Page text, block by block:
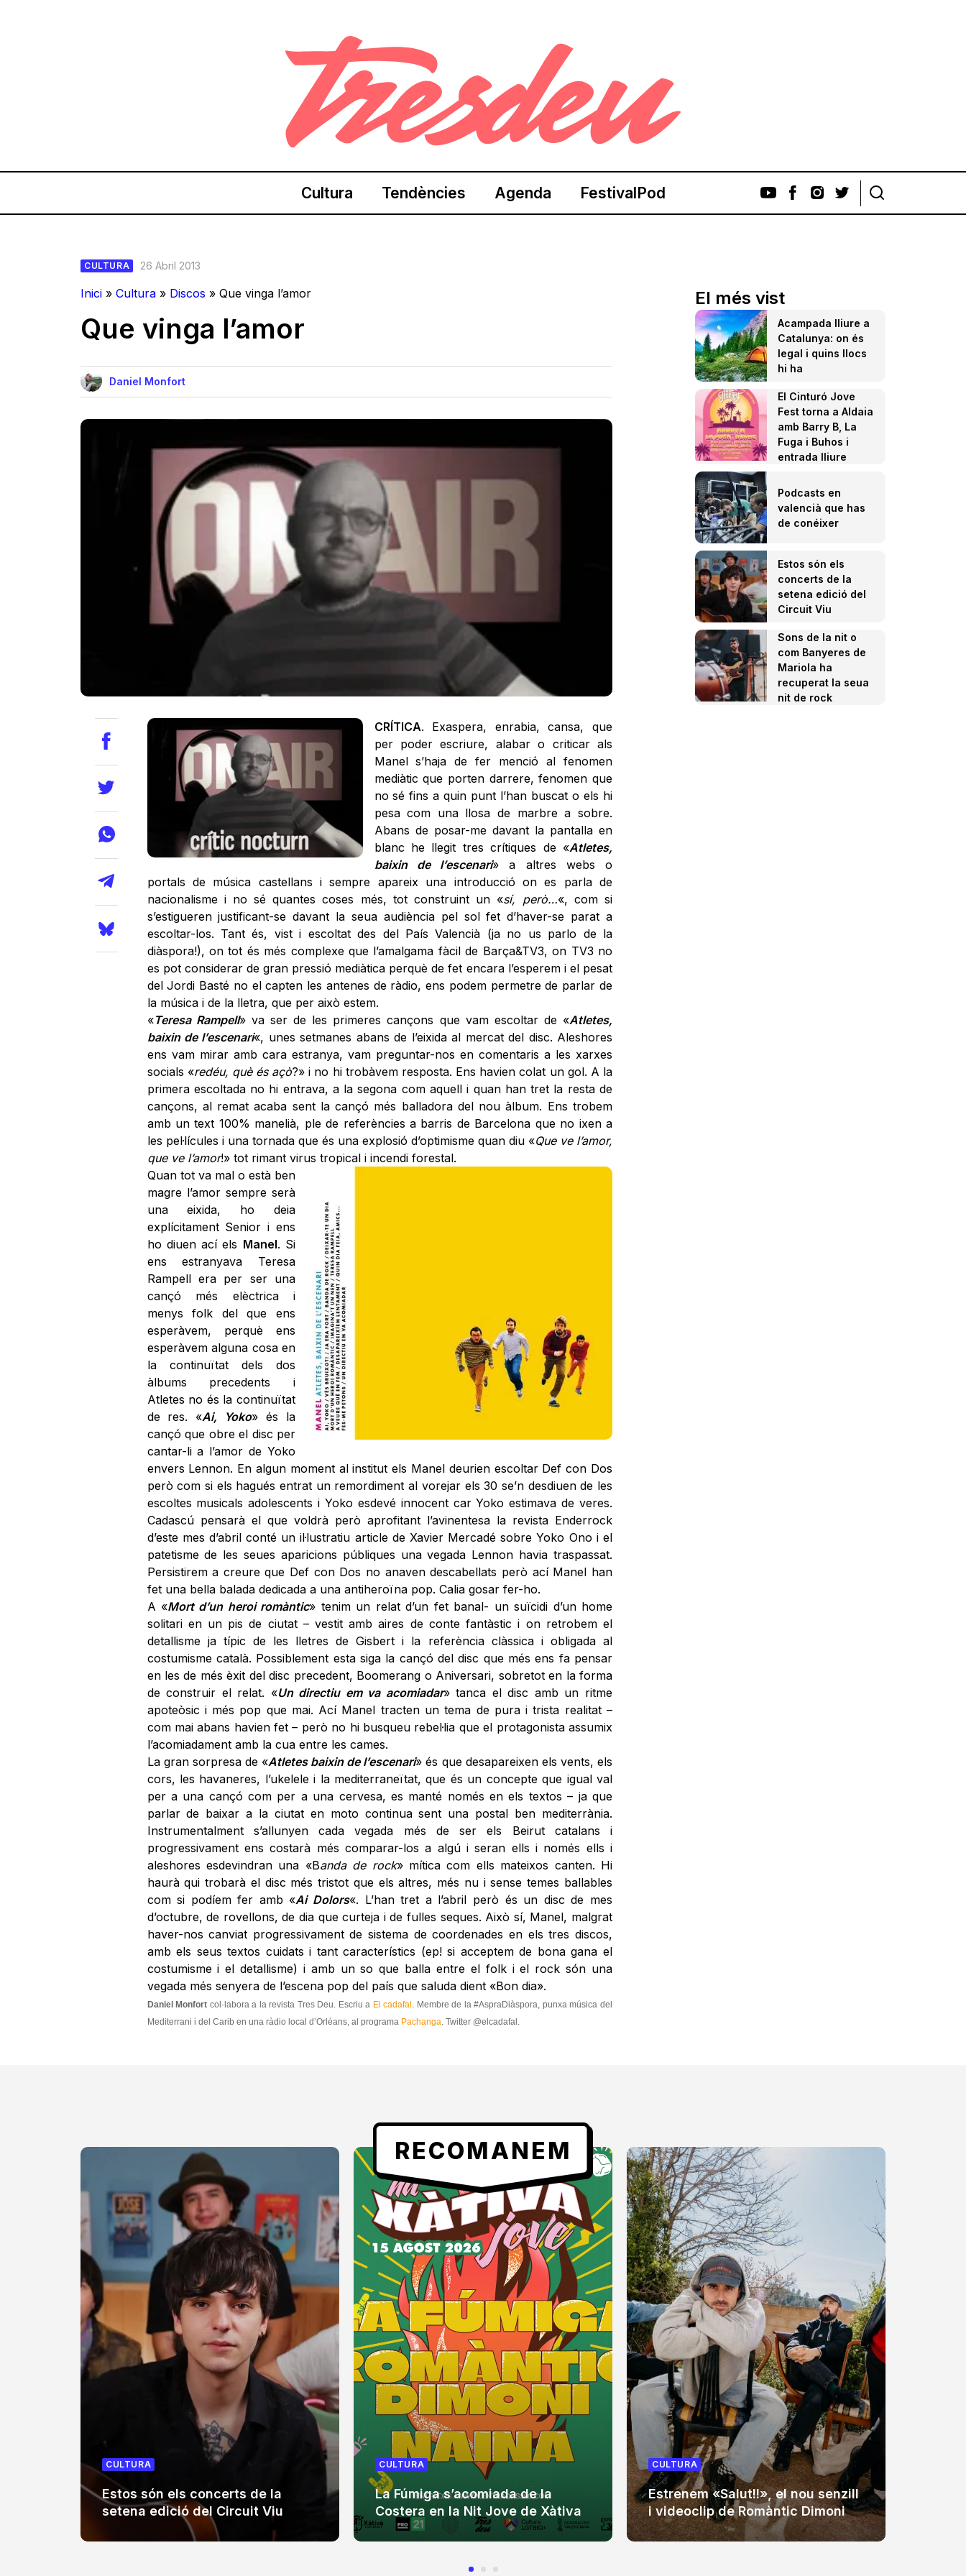
Cultura Tendències Agenda FestivalPod
CULTURA 26 Abril 2013
Inici » Cultura » Discos » Que vinga l’amor
Que vinga l’amor
Daniel Monfort
CRÍTICA. Exaspera, enrabia, cansa, que
per poder escriure, alabar o criticar als
Manel s’haja de fer menció al fenomen
mediàtic que porten darrere, fenomen que
no sé fins a quin punt l’han buscat o els hi
pesa com una llosa de marbre a sobre.
Abans de posar-me davant la pantalla en
blanc he llegit tres crítiques de «Atletes,
baixin de l’escenari» a altres webs o
portals de música castellans i sempre apareix una introducció on es parla de
nacionalisme i no sé quantes coses més, tot construint un «sí, però…«, com si
s’estigueren justificant-se davant la seua audiència pel sol fet d’haver-se parat a
escoltar-los. Tant és, vist i escoltat des del País Valencià (ja no us parlo de la
diàspora!), on tot és més complexe que l’amalgama fàcil de Barça&TV3, on TV3 no
es pot considerar de gran pressió mediàtica perquè de fet encara l’esperem i el pesat
del Jordi Basté no el capten les antenes de ràdio, ens podem permetre de parlar de
la música i de la lletra, que per això estem.
«Teresa Rampell» va ser de les primeres cançons que vam escoltar de «Atletes,
baixin de l’escenari«, unes setmanes abans de l’eixida al mercat del disc. Aleshores
ens vam mirar amb cara estranya, vam preguntar-nos en comentaris a les xarxes
socials «redéu, què és açò?» i no hi trobàvem resposta. Ens havien colat un gol. A la
primera escoltada no hi entrava, a la segona com aquell i quan han tret la resta de
cançons, al remat acaba sent la cançó més balladora del nou àlbum. Ens trobem
amb un text 100% manelià, ple de referències a barris de Barcelona que no ixen a
les pel·lícules i una tornada que és una explosió d’optimisme quan diu «Que ve l’amor,
que ve l’amor!» tot rimant virus tropical i incendi forestal.
Quan tot va mal o està ben
magre l’amor sempre serà
una eixida, ho deia
explícitament Senior i ens
ho diuen ací els Manel. Si
ens estranyava Teresa
Rampell era per ser una
cançó més elèctrica i
menys folk del que ens
esperàvem, perquè ens
esperàvem alguna cosa en
la continuïtat dels dos
àlbums precedents i
Atletes no és la continuïtat
de res. «Ai, Yoko» és la
cançó que obre el disc per
cantar-li a l’amor de Yoko
envers Lennon. En algun moment al institut els Manel deurien escoltar Def con Dos
però com si els hagués entrat un remordiment al vorejar els 30 se’n desdiuen de les
escoltes musicals adolescents i Yoko esdevé innocent car Yoko estimava de veres.
Cadascú pensarà el que voldrà però aprofitant l’avinentesa la revista Enderrock
d’este mes d’abril conté un il·lustratiu article de Xavier Mercadé sobre Yoko Ono i el
patetisme de les seues aparicions públiques una vegada Lennon havia traspassat.
Persistirem a creure que Def con Dos no anaven descabellats però ací Manel han
fet una bella balada dedicada a una antiheroïna pop. Calia gosar fer-ho.
A «Mort d’un heroi romàntic» tenim un relat d’un fet banal- un suïcidi d’un home
solitari en un pis de ciutat – vestit amb aires de conte fantàstic i on retrobem el
detallisme ja típic de les lletres de Gisbert i la referència clàssica i obligada al
costumisme català. Possiblement esta siga la cançó del disc que més ens fa pensar
en les de més èxit del disc precedent, Boomerang o Aniversari, sobretot en la forma
de construir el relat. «Un directiu em va acomiadar» tanca el disc amb un ritme
apoteòsic i més pop que mai. Ací Manel tracten un tema de pura i trista realitat –
com mai abans havien fet – però no hi busqueu rebel·lia que el protagonista assumix
l’acomiadament amb la cua entre les cames.
La gran sorpresa de «Atletes baixin de l’escenari» és que desapareixen els vents, els
cors, les havaneres, l’ukelele i la mediterraneïtat, que és un concepte que igual val
per a una cançó com per a una cervesa, es manté només en els textos – ja que
parlar de baixar a la ciutat en moto continua sent una postal ben mediterrània.
Instrumentalment s’allunyen cada vegada més de ser els Beirut catalans i
progressivament ens costarà més comparar-los a algú i seran ells i només ells i
aleshores esdevindran una «Banda de rock» mítica com ells mateixos canten. Hi
haurà qui trobarà el disc més tristot que els altres, més nu i sense temes ballables
com si podíem fer amb «Ai Dolors«. L’han tret a l’abril però és un disc de mes
d’octubre, de rovellons, de dia que curteja i de fulles seques. Això sí, Manel, malgrat
haver-nos canviat progressivament de sistema de coordenades en els tres discos,
amb els seus textos cuidats i tant característics (ep! si acceptem de bona gana el
costumisme i el detallisme) i amb un so que balla entre el folk i el rock són una
vegada més senyera de l’escena pop del país que saluda dient «Bon dia».
Daniel Monfort col·labora a la revista Tres Deu. Escriu a El cadafal . Membre de la #AspraDiàspora, punxa música del
Mediterrani i del Carib en una ràdio local d’Orléans, al programa Pachanga. Twitter @elcadafal.
El més vist
Acampada lliure a
Catalunya: on és
legal i quins llocs
hi ha
El Cinturó Jove
Fest torna a Aldaia
amb Barry B, La
Fuga i Buhos i
entrada lliure
Podcasts en
valencià que has
de conéixer
Estos són els
concerts de la
setena edició del
Circuit Viu
Sons de la nit o
com Banyeres de
Mariola ha
recuperat la seua
nit de rock
RECOMANEM
CULTURA
Estos són els concerts de la
setena edició del Circuit Viu
CULTURA
La Fúmiga s’acomiada de la
Costera en la Nit Jove de Xàtiva
CULTURA
Estrenem «Salut!!», el nou senzill
i videoclip de Romàntic Dimoni